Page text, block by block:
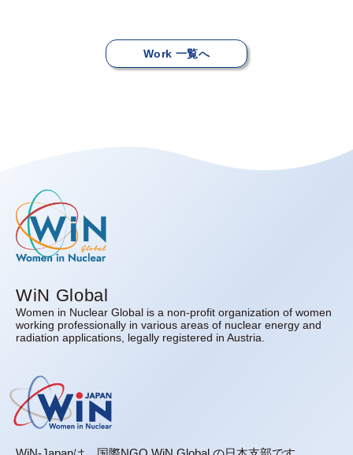
Work 一覧へ
WiN Global
Women in Nuclear Global is a non-profit organization of women
working professionally in various areas of nuclear energy and
radiation applications, legally registered in Austria.